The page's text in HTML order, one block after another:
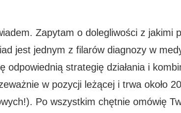
Zapytam o dolegliwości z jakimi
jest jednym z filarów diagnozy w
odpowiednią strategię działania i
w pozycji leżącej i trwa około
Po wszystkim chętnie omówię